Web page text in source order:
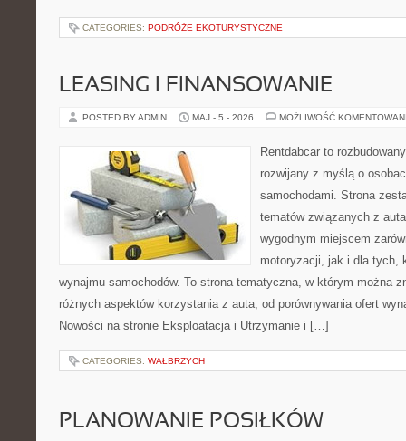
CATEGORIES: PODRÓŻE EKOTURYSTYCZNE
LEASING I FINANSOWANIE
POSTED BY ADMIN MAJ - 5 - 2026 MOŻLIWOŚĆ
Rentdabcar to
rozwijany z myślą o
samochodami. Strona
tematów związanych z
wygodnym miejscem
motoryzacji, jak i dla tych,
wynajmu samochodów. To strona tematyczna, w którym można
różnych aspektów korzystania z auta, od porównywania ofert
Nowości na stronie Eksploatacja i Utrzymanie i […]
CATEGORIES: WAŁBRZYCH
PLANOWANIE POSIŁKÓW